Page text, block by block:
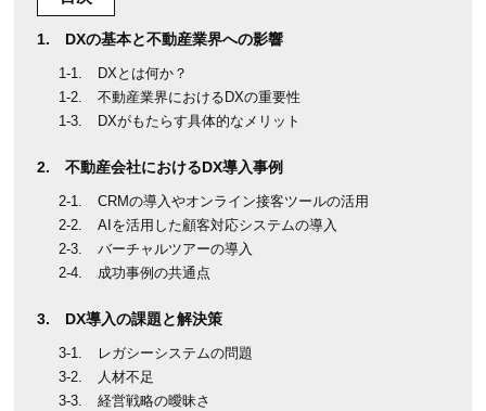
DXの基本と不動産業界への影響
DXとは何か？
不動産業界におけるDXの重要性
DXがもたらす具体的なメリット
不動産会社におけるDX導入事例
CRMの導入やオンライン接客ツールの活用
AIを活用した顧客対応システムの導入
バーチャルツアーの導入
成功事例の共通点
DX導入の課題と解決策
レガシーシステムの問題
人材不足
経営戦略の曖昧さ